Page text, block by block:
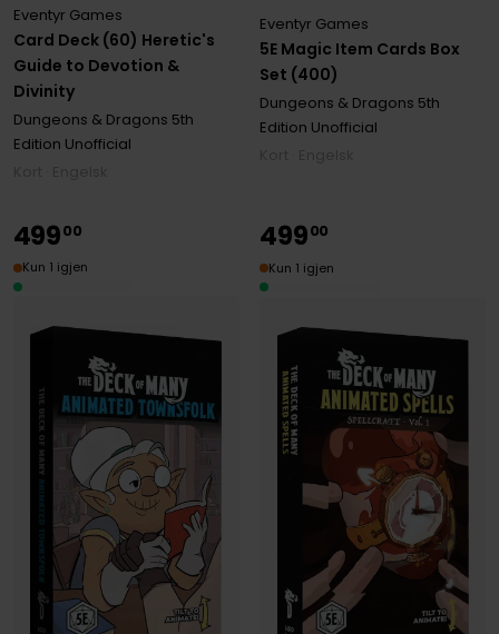
Card Deck (60) Heretic's
Guide to Devotion &
Divinity
Eventyr Games
Dungeons & Dragons 5th
Edition Unofficial
5E Magic Item Cards Box
Set (400)
Eventyr Games
Dungeons & Dragons 5th
Edition Unofficial
49900
Kun 1 igjen
49900
Kun 1 igjen